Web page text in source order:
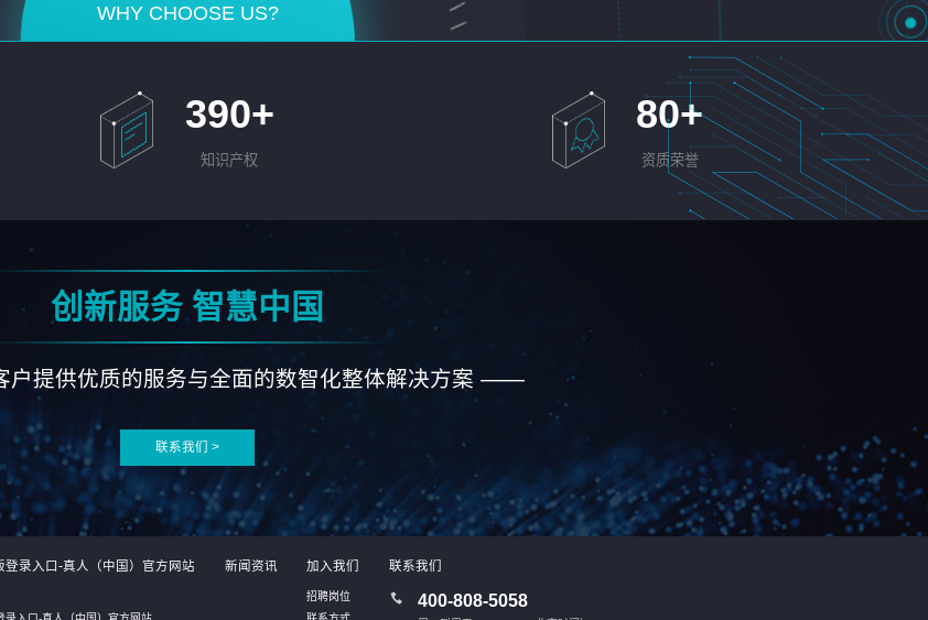
WHY CHOOSE US?
390+
知识产权
80+
资质荣誉
创新服务 智慧中国
提供优质的服务与全面的数智化整体解决方案 ——
联系我们 >
登录入口-真人（中国）官方网站 新闻资讯 加入我们
招聘岗位
联系我们
400-808-5058